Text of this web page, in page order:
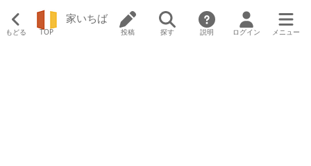
もどる TOP
家いちば
投稿 探す 説明 ログイン メニュー